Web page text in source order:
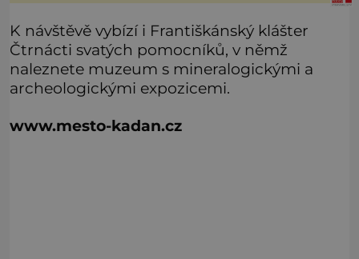
K návštěvě vybízí i Františkánský klášter
Čtrnácti svatých pomocníků, v němž
naleznete muzeum s mineralogickými a
archeologickými expozicemi.
www.mesto-kadan.cz